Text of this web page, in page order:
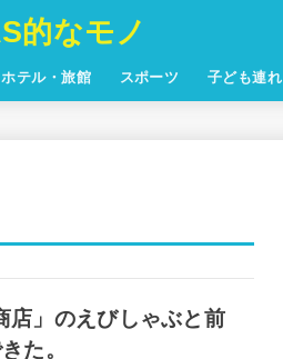
的なモノ
ホテル・旅館 スポーツ 子ども連れ
店」のえびしゃぶと前
た。